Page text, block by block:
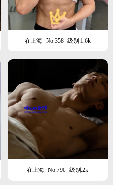
在上海 No.358 级别:1.6k
在上海 No.790 级别:2k